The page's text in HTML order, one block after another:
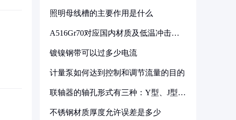
照明母线槽的主要作用是什么
A516Gr70对应国内材质及低温冲击要
镀镍钢带可以过多少电流
计量泵如何达到控制和调节流量的目的
联轴器的轴孔形式有三种：Y型、J型、
不锈钢材质厚度允许误差是多少